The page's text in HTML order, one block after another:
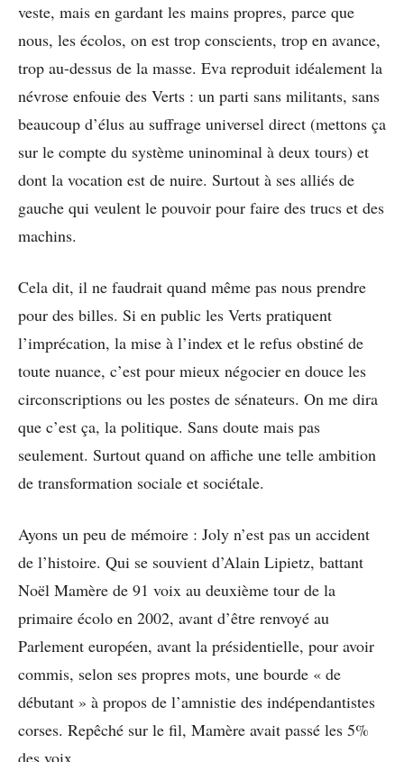
veste, mais en gardant les mains propres, parce que
nous, les écolos, on est trop conscients, trop en avance,
trop au-dessus de la masse. Eva reproduit idéalement la
névrose enfouie des Verts : un parti sans militants, sans
beaucoup d’élus au suffrage universel direct (mettons ça
sur le compte du système uninominal à deux tours) et
dont la vocation est de nuire. Surtout à ses alliés de
gauche qui veulent le pouvoir pour faire des trucs et des
machins.
Cela dit, il ne faudrait quand même pas nous prendre
pour des billes. Si en public les Verts pratiquent
l’imprécation, la mise à l’index et le refus obstiné de
toute nuance, c’est pour mieux négocier en douce les
circonscriptions ou les postes de sénateurs. On me dira
que c’est ça, la politique. Sans doute mais pas
seulement. Surtout quand on affiche une telle ambition
de transformation sociale et sociétale.
Ayons un peu de mémoire : Joly n’est pas un accident
de l’histoire. Qui se souvient d’Alain Lipietz, battant
Noël Mamère de 91 voix au deuxième tour de la
primaire écolo en 2002, avant d’être renvoyé au
Parlement européen, avant la présidentielle, pour avoir
commis, selon ses propres mots, une bourde « de
débutant » à propos de l’amnistie des indépendantistes
corses. Repêché sur le fil, Mamère avait passé les 5%